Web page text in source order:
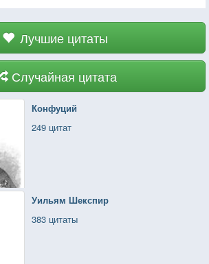
Лучшие цитаты
Случайная цитата
Конфуций
249 цитат
Уильям Шекспир
383 цитаты